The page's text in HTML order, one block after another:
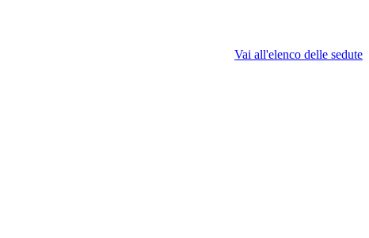
Vai all'elenco delle sedute